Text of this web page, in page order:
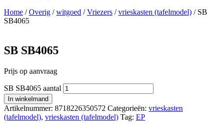
Home /Overig /witgoed /Vriezers /vrieskasten (tafelmodel) / SB
SB4065
SB SB4065
Prijs op aanvraag
SB SB4065 aantal
In winkelmand
Artikelnummer: 8718226350572 Categorieën: vrieskasten
(tafelmodel), vrieskasten (tafelmodel) Tag: EP